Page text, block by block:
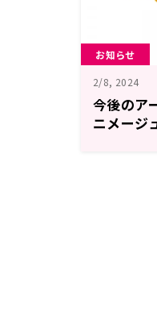
お知らせ
2/8, 2024
今後のア
ニメージ